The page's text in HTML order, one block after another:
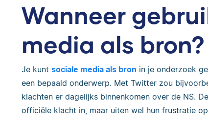
Wanneer
media als bron?
Je kunt sociale media als bron in je onderzoek
een bepaald onderwerp. Met Twitter zou
klachten er dagelijks binnenkomen over de NS.
officiële klacht in, maar uiten wel hun frustratie